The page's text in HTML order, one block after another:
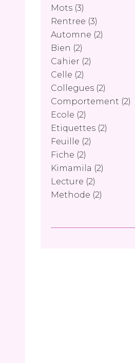
Mots (3)
Rentree (3)
Automne (2)
Bien (2)
Cahier (2)
Celle (2)
Collegues (2)
Comportement (2)
Ecole (2)
Etiquettes (2)
Feuille (2)
Fiche (2)
Kimamila (2)
Lecture (2)
Methode (2)